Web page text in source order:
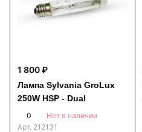
1 800 ₽
Лампа Sylvania GroLux
250W HSP - Dual
0
Нет в наличии
Арт. 212131